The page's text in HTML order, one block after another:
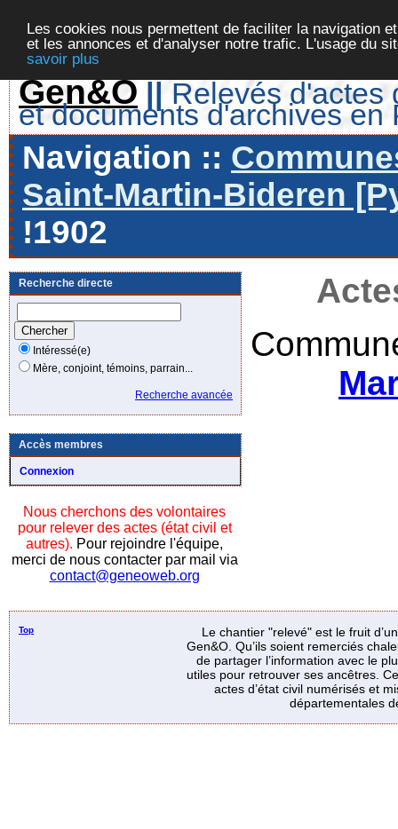
Les cookies nous permettent de faciliter la navigation
et les annonces et d'analyser notre trafic. L'usage du
savoir plus
Gen&O || Relevés d'actes
et documents d'archives en
Navigation ::
Saint-Martin-Bideren
!1902
Recherche directe
Intéressé(e)
Mère, conjoint, témoins, parrain...
Recherche avancée
Accès membres
Connexion
Nous cherchons des volontaires
pour relever des actes (état civil et
autres). Pour rejoindre l'équipe,
merci de nous contacter par mail via
contact@geneoweb.org
Top
Le chantier "relevé" est le fruit
Gen&O. Qu’ils soient remerciés
de partager l’information avec le
utiles pour retrouver ses ancêtres.
actes d’état civil numérisés et
départementales